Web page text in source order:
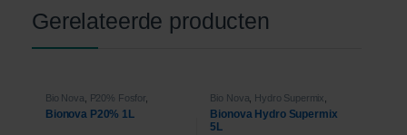
Gerelateerde producten
Bio Nova P20% Fosfor
Voeding
Bionova P20% 1L
Bio Nova Hydro Supermix
Voeding
Bionova Hydro Supermix
5L